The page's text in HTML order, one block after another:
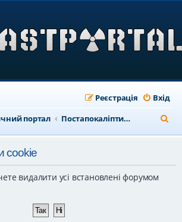
Вхід
Реєстрація
портал
Постапокаліптичний форум
о
cookie
видалити усі встановлені форумом